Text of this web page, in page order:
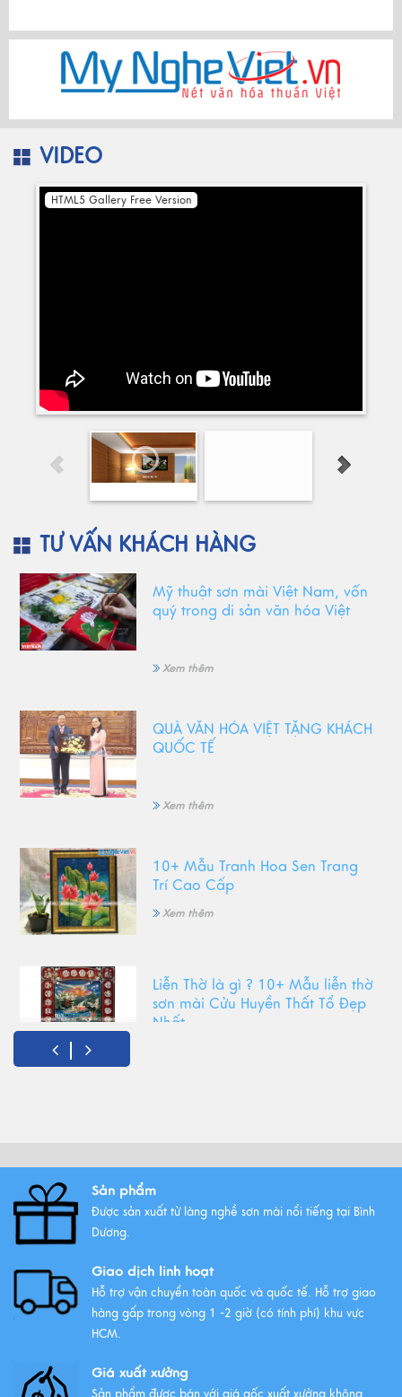
VIDEO
HTML5 Gallery Free Version
TƯ VẤN KHÁCH HÀNG
Mỹ thuật sơn mài Việt Nam, vốn
quý trong di sản văn hóa Việt
Xem thêm
QUÀ VĂN HÓA VIỆT TẶNG KHÁCH
QUỐC TẾ
Xem thêm
10+ Mẫu Tranh Hoa Sen Trang
Trí Cao Cấp
Xem thêm
Liễn Thờ là gì ? 10+ Mẫu liễn thờ
sơn mài Cửu Huyền Thất Tổ Đẹp
Nhất
Xem thêm
Sản phẩm
Được sản xuất từ làng nghề sơn mài nổi tiếng tại Bình
Dương.
Giao dịch linh hoạt
Hỗ trợ vận chuyển toàn quốc và quốc tế. Hỗ trợ giao
hàng gấp trong vòng 1 -2 giờ (có tính phí) khu vực
HCM.
Giá xuất xưởng
Sản phẩm được bán với giá gốc xuất xưởng không